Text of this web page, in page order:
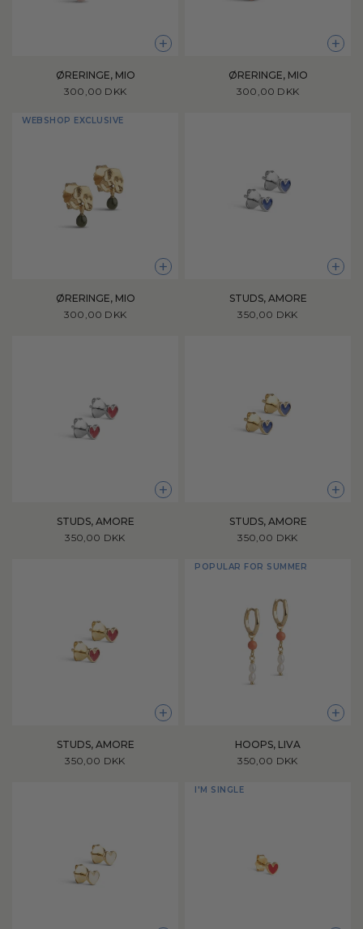
+
ØRERINGE, MIO
300,00 DKK
+
ØRERINGE, MIO
300,00 DKK
WEBSHOP EXCLUSIVE
+
ØRERINGE, MIO
300,00 DKK
+
STUDS, AMORE
350,00 DKK
+
STUDS, AMORE
350,00 DKK
+
STUDS, AMORE
350,00 DKK
+
STUDS, AMORE
350,00 DKK
POPULAR FOR SUMMER
+
HOOPS, LIVA
350,00 DKK
I'M SINGLE